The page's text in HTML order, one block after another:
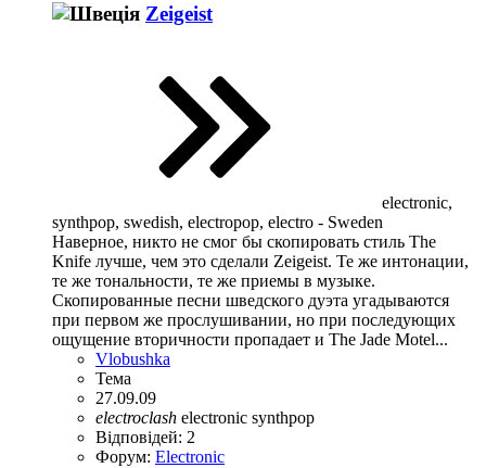
Zeigeist
electronic,
synthpop, swedish, electropop, electro - Sweden
Наверное, никто не смог бы скопировать стиль The
Knife лучше, чем это сделали Zeigeist. Те же интонации,
те же тональности, те же приемы в музыке.
Скопированные песни шведского дуэта угадываются
при первом же прослушивании, но при последующих
ощущение вторичности пропадает и The Jade Motel...
Vlobushka
Тема
27.09.09
electroclash electronic synthpop
Відповідей: 2
Форум: Electronic